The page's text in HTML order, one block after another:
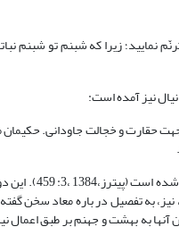
زیرا که شبنم تو شبنم
نیز آمده است:
جهت حقارت و خجالت جاودانی.
بر اساس این مطلب، اف‏ئی
به تفصیل در باره معاد سخن
به بهشت و جهنم بر طبق اعمال